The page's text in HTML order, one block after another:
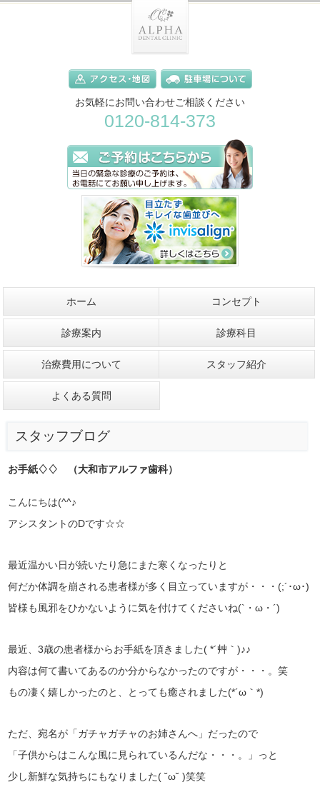
お気軽にお問い合わせご相談ください
0120-814-373
ホーム コンセプト
診療案内 診療科目
治療費用について スタッフ紹介
よくある質問
スタッフブログ
お手紙♢♢ （大和市アルファ歯科）
こんにちは(^^♪
アシスタントのDです☆☆
最近温かい日が続いたり急にまた寒くなったりと
何だか体調を崩される患者様が多く目立っていますが・・・(;´･ω･)
皆様も風邪をひかないように気を付けてくださいね(`・ω・´)
最近、3歳の患者様からお手紙を頂きました( *´艸｀)♪♪
内容は何て書いてあるのか分からなかったのですが・・・。笑
もの凄く嬉しかったのと、とっても癒されました(*´ω｀*)
ただ、宛名が「ガチャガチャのお姉さんへ」だったので
「子供からはこんな風に見られているんだな・・・。」っと
少し新鮮な気持ちにもなりました( ˘ω˘ )笑笑